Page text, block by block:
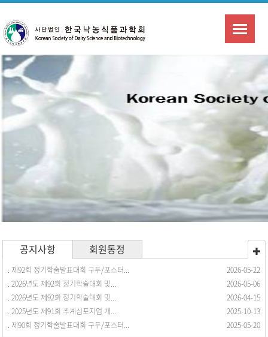
공지사항
. 제92회 정기학술발표대회 구두/포스터...
2026-05-22
. 2026년도 제92회 정기학술대회 및...
2026-05-06
. 2026년도 제92회 정기학술대회 및...
2026-04-15
. 2025년도 제91회 추계심포지엄 개...
2025-10-13
. 제90회 정기학술발표대회 구두/포스터...
2025-05-20
회원동정
. 회원동정을 등록합니다. 2017-03-21